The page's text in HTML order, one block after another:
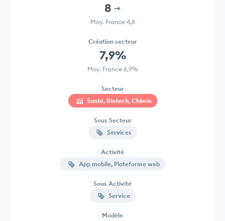
8
Moy. France 4,8
Création secteur
7,9%
Moy. France 6,9%
Secteur
Santé, Biotech, Chimie
Sous Secteur
Services
Activité
App mobile, Plateforme web
Sous Activité
Service
Modèle